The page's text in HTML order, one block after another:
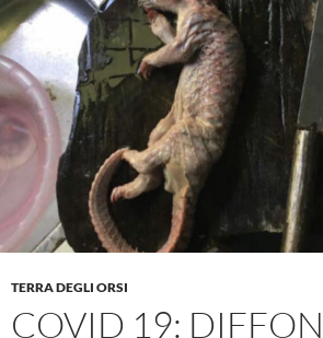
TERRA DEGLI ORSI
COVID 19: